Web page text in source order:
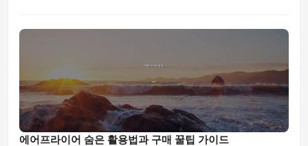
에어프라이어 숨은 활용법과 구매 꿀팁 가이드